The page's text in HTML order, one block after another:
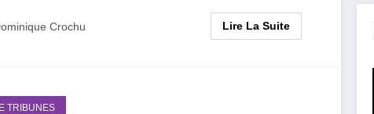
Crochu Lire La Suite
TRIBUNES